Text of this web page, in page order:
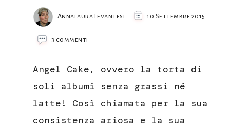
Annalaura Levantesi 10 Settembre 2015
3 commenti
la
torta
degli
Angel Cake, ovvero la torta di
soli albumi senza grassi né
latte! Così chiamata per la sua
consistenza ariosa e la sua